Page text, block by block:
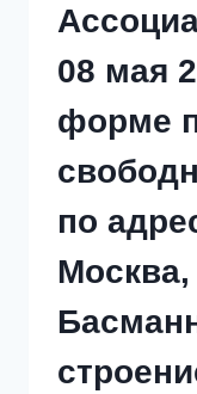
28,
08 мая
форме
по